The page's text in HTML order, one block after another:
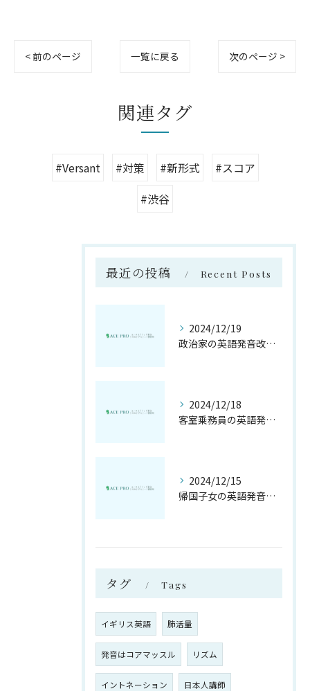
< 前のページ 一覧に戻る 次のページ >
関連タグ
#Versant #対策 #新形式
#スコア
#渋谷
最近の投稿 Recent Posts
2024/12/19
政治家の英語発音改善法
2024/12/18
客室乗務員の英語発音の重要性
2024/12/15
帰国子女の英語発音の実態
タグ Tags
イギリス英語 肺活量
発音はコアマッスル リズム
イントネーション 日本人講師